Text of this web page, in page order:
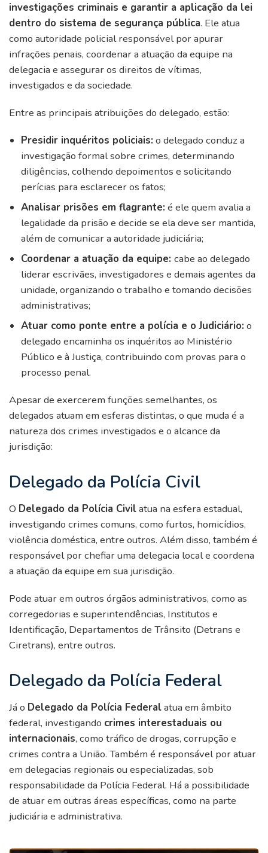
investigações criminais e garantir a aplicação da lei
dentro do sistema de segurança pública. Ele atua
como autoridade policial responsável por apurar
infrações penais, coordenar a atuação da equipe na
delegacia e assegurar os direitos de vítimas,
investigados e da sociedade.
Entre as principais atribuições do delegado, estão:
Presidir inquéritos policiais: o delegado conduz a
investigação formal sobre crimes, determinando
diligências, colhendo depoimentos e solicitando
perícias para esclarecer os fatos;
Analisar prisões em flagrante: é ele quem avalia a
legalidade da prisão e decide se ela deve ser mantida,
além de comunicar a autoridade judiciária;
Coordenar a atuação da equipe: cabe ao delegado
liderar escrivães, investigadores e demais agentes da
unidade, organizando o trabalho e tomando decisões
administrativas;
Atuar como ponte entre a polícia e o Judiciário: o
delegado encaminha os inquéritos ao Ministério
Público e à Justiça, contribuindo com provas para o
processo penal.
Apesar de exercerem funções semelhantes, os
delegados atuam em esferas distintas, o que muda é a
natureza dos crimes investigados e o alcance da
jurisdição:
Delegado da Polícia Civil
O Delegado da Polícia Civilatua na esfera estadual,
investigando crimes comuns, como furtos, homicídios,
violência doméstica, entre outros. Além disso, também é
responsável por chefiar uma delegacia local e coordena
a atuação da equipe em sua jurisdição.
Pode atuar em outros órgãos administrativos, como as
corregedorias e superintendências, Institutos e
Identificação, Departamentos de Trânsito (Detrans e
Ciretrans), entre outros.
Delegado da Polícia Federal
Já o Delegado da Polícia Federalatua em âmbito
federal, investigando crimes interestaduais ou
internacionais, como tráfico de drogas, corrupção e
crimes contra a União. Também é responsável por atuar
em delegacias regionais ou especializadas, sob
responsabilidade da Polícia Federal. Há a possibilidade
de atuar em outras áreas específicas, como na parte
judiciária e administrativa.